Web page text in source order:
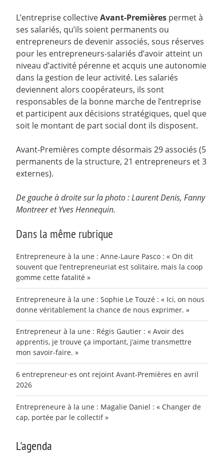
L’entreprise collectiveAvant-Premières permet à
ses salariés, qu’ils soient permanents ou
entrepreneurs de devenir associés, sous réserves
pour les entrepreneurs-salariés d’avoir atteint un
niveau d’activité pérenne et acquis une autonomie
dans la gestion de leur activité. Les salariés
deviennent alors coopérateurs, ils sont
responsables de la bonne marche de l’entreprise
et participent aux décisions stratégiques, quel que
soit le montant de part social dont ils disposent.
Avant-Premières compte désormais 29 associés (5
permanents de la structure, 21 entrepreneurs et 3
externes).
De gauche à droite sur la photo : Laurent Denis, Fanny
Montreer et Yves Hennequin.
Dans la même rubrique
Entrepreneure à la une : Anne-Laure Pasco : « On dit
souvent que l’entrepreneuriat est solitaire, mais la coop
gomme cette fatalité »
Entrepreneure à la une : Sophie Le Touzé : « Ici, on nous
donne véritablement la chance de nous exprimer. »
Entrepreneur à la une : Régis Gautier : « Avoir des
apprentis, je trouve ça important, j’aime transmettre
mon savoir-faire. »
6 entrepreneur·es ont rejoint Avant-Premières en avril
2026
Entrepreneure à la une : Magalie Daniel : « Changer de
cap, portée par le collectif »
L'agenda